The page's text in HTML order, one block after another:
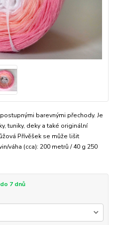
barevnými přechody. Je
tuniky, deky a také originální
Přívěšek se může lišit
váha (cca): 200 metrů / 40 g 250
7 dnů